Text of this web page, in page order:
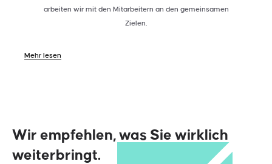
arbeiten wir mit den Mitarbeitern an den gemeinsamen
Zielen.
Mehr lesen
Wir empfehlen, was Sie wirklich
weiterbringt.